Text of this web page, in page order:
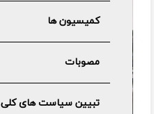
کمیسیون ها
مصوبات
تبیین سیاست های کلی